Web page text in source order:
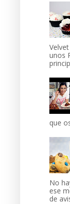
unos
que
No
ese
de